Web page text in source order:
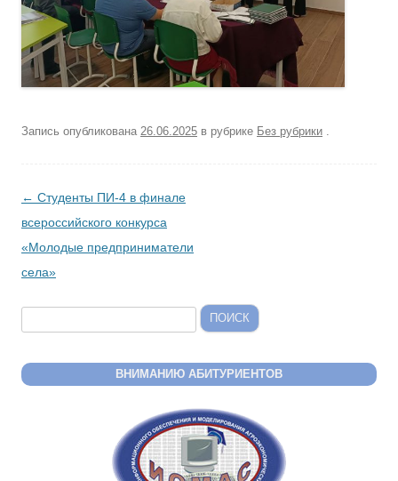
Запись опубликована 26.06.2025 в рубрике Без рубрики
Post navigation
← Студенты ПИ-4 в финале
всероссийского конкурса
«Молодые предприниматели
села»
ВНИМАНИЮ АБИТУРИЕНТОВ